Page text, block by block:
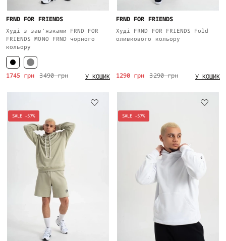
FRND FOR FRIENDS
Худі з зав'язками FRND FOR
FRIENDS MONO FRND чорного
кольору
3490 грн
1745 грн У КОШИК
FRND FOR FRIENDS
Худі FRND FOR FRIENDS Fold
оливкового кольору
3290 грн
1290 грн У КОШИК
SALE -57% SALE -57%